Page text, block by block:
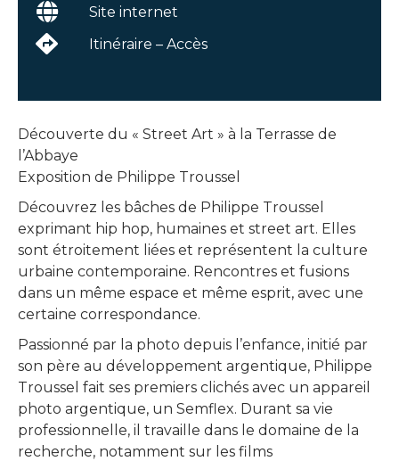
Découverte du « Street Art » à la Terrasse de
l’Abbaye
Exposition de Philippe Troussel
Découvrez les bâches de Philippe Troussel
exprimant hip hop, humaines et street art. Elles
sont étroitement liées et représentent la culture
urbaine contemporaine. Rencontres et fusions
dans un même espace et même esprit, avec une
certaine correspondance.
Passionné par la photo depuis l’enfance, initié par
son père au développement argentique, Philippe
Troussel fait ses premiers clichés avec un appareil
photo argentique, un Semflex. Durant sa vie
professionnelle, il travaille dans le domaine de la
recherche, notamment sur les films
Site internet
Itinéraire – Accès